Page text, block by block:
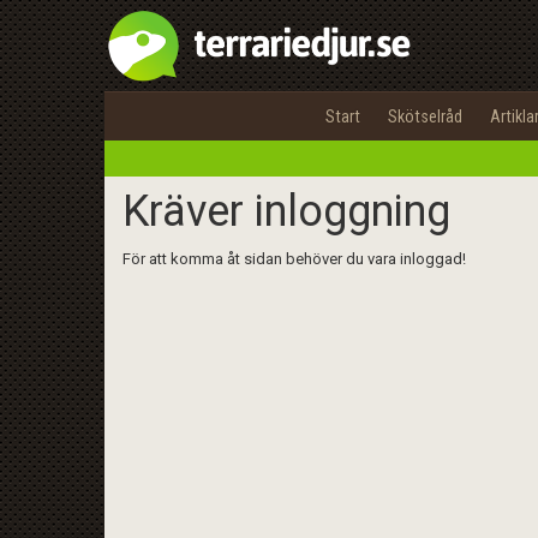
Start Skötselråd Artiklar
Kräver inloggning
För att komma åt sidan behöver du vara inloggad!